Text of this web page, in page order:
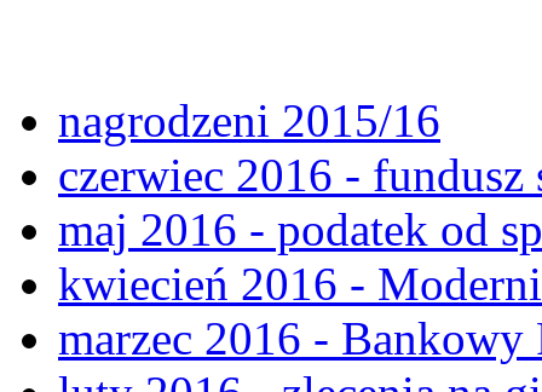
nagrodzeni 2015/16
czerwiec 2016 - fundusz
maj 2016 - podatek od
kwiecień 2016 -
marzec 2016 -